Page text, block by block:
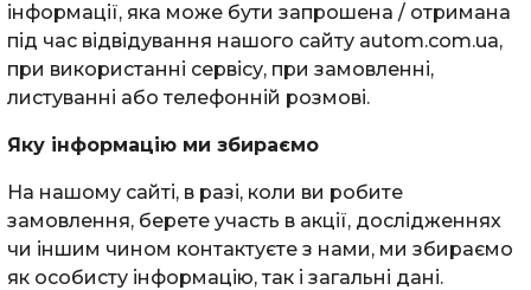
інформації, яка може бути запрошена / отримана
під час відвідування нашого сайту autom.com.ua,
при використанні сервісу, при замовленні,
листуванні або телефонній розмові.
Яку інформацію ми збираємо
На нашому сайті, в разі, коли ви робите
замовлення, берете участь в акції, дослідженнях
чи іншим чином контактуєте з нами, ми збираємо
як особисту інформацію, так і загальні дані.